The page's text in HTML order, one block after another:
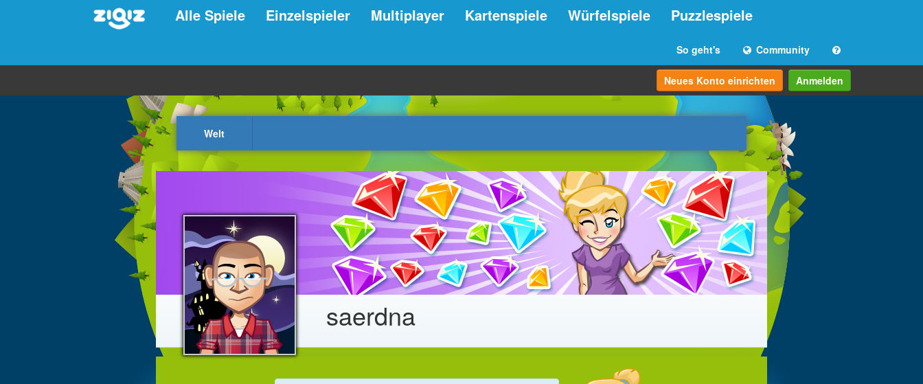
Alle Spiele Einzelspieler Multiplayer Kartenspiele Würfelspiele Puzzlespiele
So geht's Community
Neues Konto einrichten Anmelden
Welt
saerdna